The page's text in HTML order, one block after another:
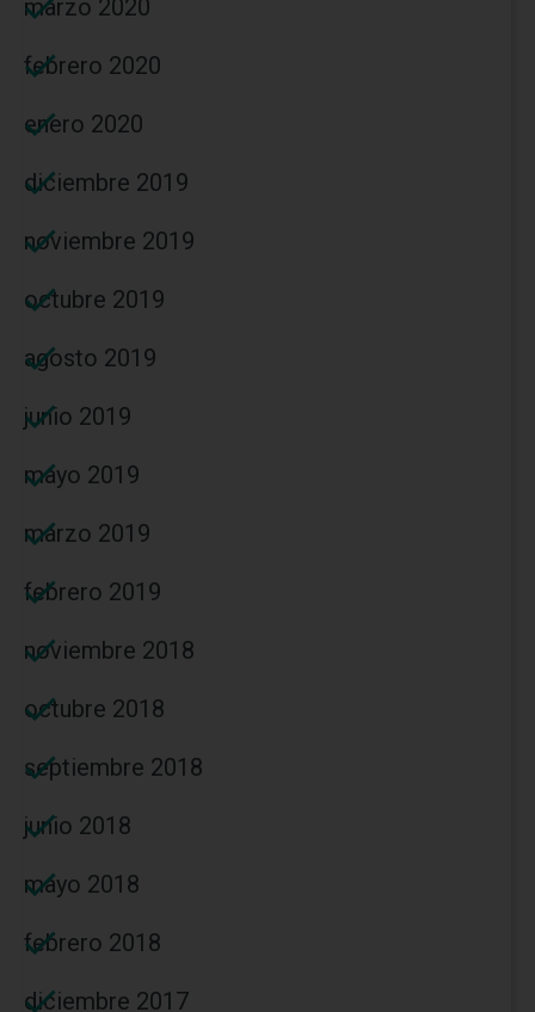
marzo 2020
febrero 2020
enero 2020
diciembre 2019
noviembre 2019
octubre 2019
agosto 2019
junio 2019
mayo 2019
marzo 2019
febrero 2019
noviembre 2018
octubre 2018
septiembre 2018
junio 2018
mayo 2018
febrero 2018
diciembre 2017